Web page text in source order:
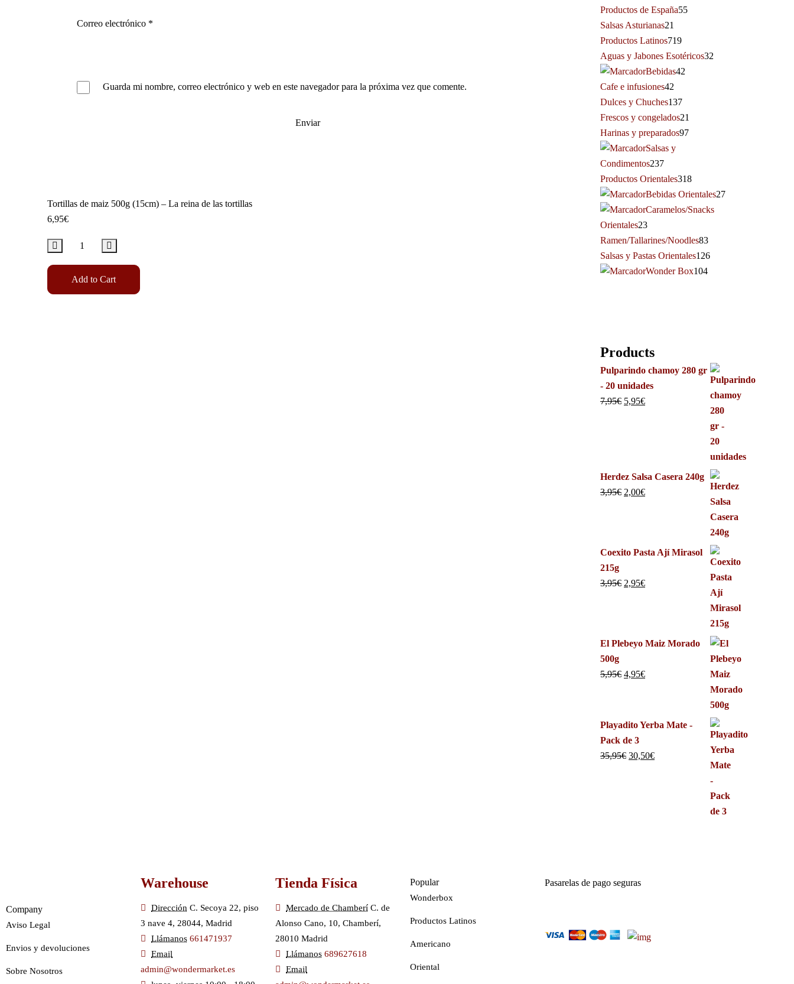
Correo electrónico *
Guarda mi nombre, correo electrónico y web en este navegador para la próxima vez que comente.
Tortillas de maiz 500g (15cm) – La reina de las tortillas
6,95€
Add to Cart
Productos de España55
Salsas Asturianas21
Productos Latinos719
Aguas y Jabones Esotéricos32
Bebidas42
Cafe e infusiones42
Dulces y Chuches137
Frescos y congelados21
Harinas y preparados97
Salsas y
Condimentos237
Productos Orientales318
Bebidas Orientales27
Caramelos/Snacks
Orientales23
Ramen/Tallarines/Noodles83
Salsas y Pastas Orientales126
Wonder Box104
Products
Pulparindo chamoy 280 gr
- 20 unidades
7,95€ 5,95€
Herdez Salsa Casera 240g
3,95€ 2,00€
Coexito Pasta Ají Mirasol
215g
3,95€ 2,95€
El Plebeyo Maiz Morado
500g
5,95€ 4,95€
Playadito Yerba Mate -
Pack de 3
35,95€ 30,50€
Company
Aviso Legal
Envios y devoluciones
Sobre Nosotros
Warehouse
Dirección C. Secoya 22, piso
3 nave 4, 28044, Madrid
Llámanos 661471937
Email
admin@wondermarket.es
Tienda Física
Mercado de Chamberí C. de
Alonso Cano, 10, Chamberí,
28010 Madrid
Llámanos 689627618
Email
Popular
Wonderbox
Productos Latinos
Americano
Oriental
Pasarelas de pago seguras